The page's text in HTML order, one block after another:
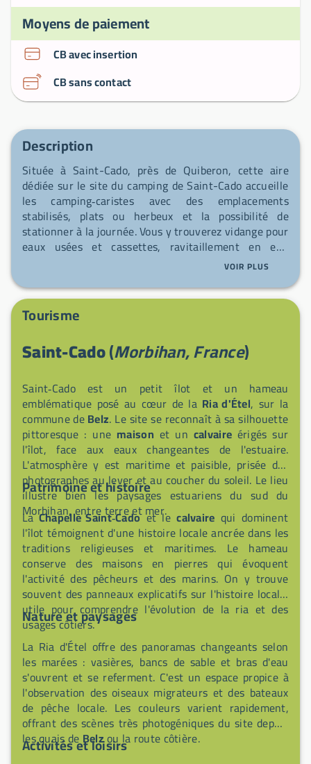
Moyens de paiement
CB avec insertion
CB sans contact
Description
Située à Saint-Cado, près de Quiberon, cette aire
dédiée sur le site du camping de Saint-Cado accueille
les camping‑caristes avec des emplacements
stabilisés, plats ou herbeux et la possibilité de
stationner à la journée. Vous y trouverez vidange pour
eaux usées et cassettes, ravitaillement en eau
potable, raccordement électrique et bornes de
avec lavabos à eau chaude, douches mitigeur,
sèche‑cheveux, bacs à vaisselle et à linge à l’eau
chaude. Accès direct au littoral breton depuis le
en bateau pour explorer les environs.
VOIR PLUS
Tourisme
Saint-Cado(Morbihan, France)
Saint‑Cado est un petit îlot et un hameau
emblématique posé au cœur de la Ria d'Étel, sur la
commune deBelz. Le site se reconnaît à sa silhouette
pittoresque : une maison et un calvaire érigés sur
l'îlot, face aux eaux changeantes de l'estuaire.
L'atmosphère y est maritime et paisible, prisée des
photographes au lever et au coucher du soleil. Le lieu
illustre bien les paysages estuariens du sud du
Morbihan, entre terre et mer.
Patrimoine et histoire
LaChapelle Saint‑Cadoet lecalvaire qui dominent
l'îlot témoignent d'une histoire locale ancrée dans les
traditions religieuses et maritimes. Le hameau
conserve des maisons en pierres qui évoquent
l'activité des pêcheurs et des marins. On y trouve
souvent des panneaux explicatifs sur l'histoire locale,
utile pour comprendre l'évolution de la ria et des
usages côtiers.
Nature et paysages
La Ria d'Étel offre des panoramas changeants selon
les marées : vasières, bancs de sable et bras d'eau
s'ouvrent et se referment. C'est un espace propice à
l'observation des oiseaux migrateurs et des bateaux
de pêche locale. Les couleurs varient rapidement,
offrant des scènes très photogéniques du site depuis
les quais deBelzou la route côtière.
Activités et loisirs